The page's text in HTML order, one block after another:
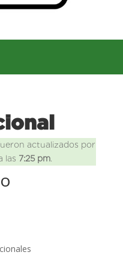
actualizados por
las 7:25 pm.